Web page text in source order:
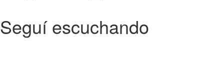
Seguí escuchando